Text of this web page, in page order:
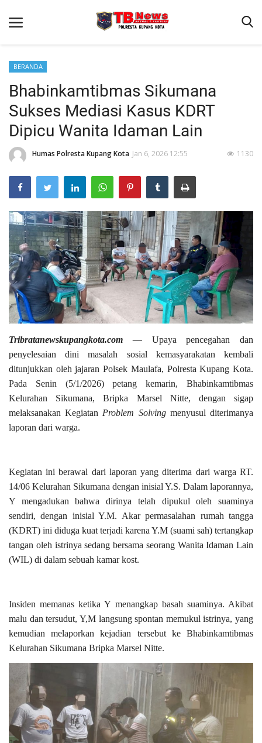
Beranda
Binkam
Terms & Conditions
Reskrim
Lantas
Mitra Polisi
Giat Ops
Polisi Kita
BERANDA
Bhabinkamtibmas Sikumana
Sukses Mediasi Kasus KDRT
Dipicu Wanita Idaman Lain
Humas Polresta Kupang Kota Jan 6, 2026 12:55 1130
Tribratanewskupangkota.com —Upaya pencegahan dan
penyelesaian dini masalah sosial kemasyarakatan kembali
ditunjukkan oleh jajaran Polsek Maulafa, Polresta Kupang Kota.
Pada Senin (5/1/2026) petang kemarin, Bhabinkamtibmas
Kelurahan Sikumana, Bripka Marsel Nitte, dengan sigap
melaksanakan Kegiatan Problem Solvingmenyusul diterimanya
laporan dari warga.
Kegiatan ini berawal dari laporan yang diterima dari warga RT.
14/06 Kelurahan Sikumana dengan inisial Y.S. Dalam laporannya,
Y mengadukan bahwa dirinya telah dipukul oleh suaminya
sendiri, dengan inisial Y.M. Akar permasalahan rumah tangga
(KDRT) ini diduga kuat terjadi karena Y.M (suami sah) tertangkap
tangan oleh istrinya sedang bersama seorang Wanita Idaman Lain
(WIL) di dalam sebuah kamar kost.
Insiden memanas ketika Y menangkap basah suaminya. Akibat
malu dan tersudut, Y,M langsung spontan memukul istrinya, yang
kemudian melaporkan kejadian tersebut ke Bhabinkamtibmas
Kelurahan Sikumana Bripka Marsel Nitte.